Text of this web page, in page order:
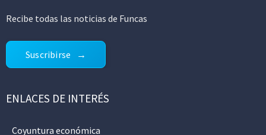
Recibe todas las noticias de Funcas
Suscribirse
ENLACES DE INTERÉS
Coyuntura económica